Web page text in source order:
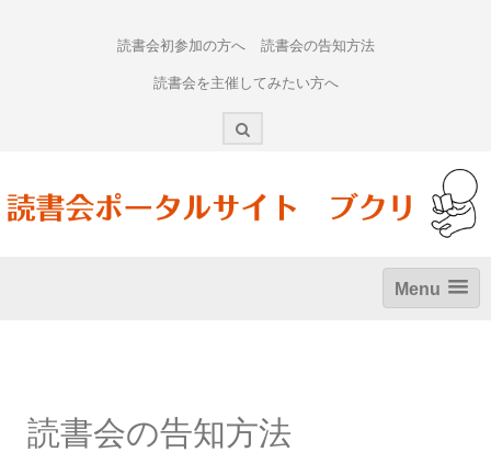
読書会初参加の方へ 読書会の告知方法
読書会を主催してみたい方へ
Menu
読書会の告知方法